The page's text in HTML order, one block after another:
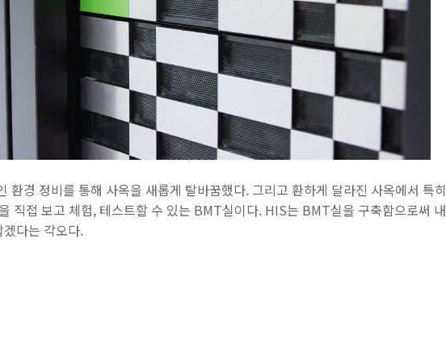
환경 정비를 통해 사옥을 새롭게 탈바꿈했다. 그리고 환하게 달라진 사옥에서 특히
직접 보고 체험, 테스트할 수 있는 BMT실이다. HIS는 BMT실을 구축함으로써 내
다는 각오다.